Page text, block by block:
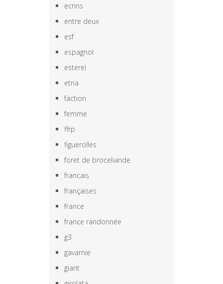
ecrins
entre deux
esf
espagnol
esterel
etna
faction
femme
ffrp
figuerolles
foret de broceliande
francais
françaises
france
france randonnée
g3
gavarnie
giant